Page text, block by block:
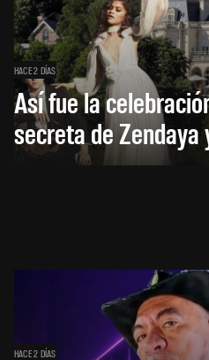
HACE 2 DÍAS
Así fue la
secreta de Zendaya
HACE 2 DÍAS